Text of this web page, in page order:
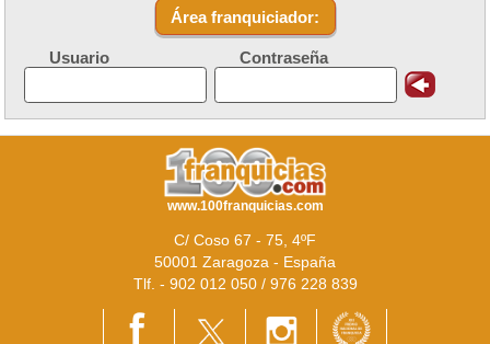
Área franquiciador:
Usuario Contraseña
www.100franquicias.com
C/ Coso 67 - 75, 4ºF
50001 Zaragoza - España
Tlf. - 902 012 050 / 976 228 839